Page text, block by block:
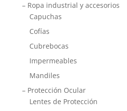
– Ropa industrial y accesorios
Capuchas
Cofías
Cubrebocas
Impermeables
Mandiles
– Protección Ocular
Lentes de Protección